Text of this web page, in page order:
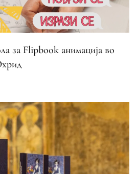
за Flipbook анимација во